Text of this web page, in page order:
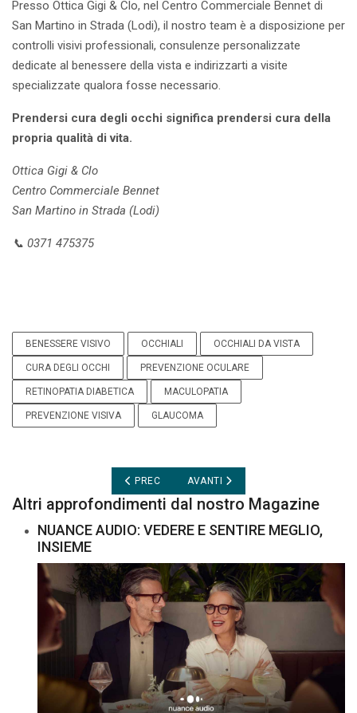
Presso Ottica Gigi & Clo, nel Centro Commerciale Bennet di
San Martino in Strada (Lodi), il nostro team è a disposizione per
controlli visivi professionali, consulenze personalizzate
dedicate al benessere della vista e indirizzarti a visite
specializzate qualora fosse necessario.
Prendersi cura degli occhi significa prendersi cura della
propria qualità di vita.
Ottica Gigi & Clo
Centro Commerciale Bennet
San Martino in Strada (Lodi)
📞 0371 475375
BENESSERE VISIVO OCCHIALI OCCHIALI DA VISTA
CURA DEGLI OCCHI PREVENZIONE OCULARE
RETINOPATIA DIABETICA MACULOPATIA
PREVENZIONE VISIVA GLAUCOMA
ARTICOLO PRECEDENTE: OCCHIALI
PREC ARTICOLO SUCCESSIVO:
AVANTI
Altri approfondimenti dal nostro Magazine
NUANCE AUDIO: VEDERE E SENTIRE MEGLIO,
INSIEME